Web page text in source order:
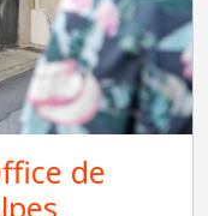
de